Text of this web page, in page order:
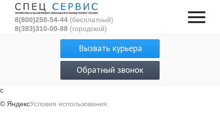
с
8(800)250-54-44 (бесплатный)
8(383)310-00-88 (городской)
Вызвать курьера
Обратный звонок
© ЯндексУсловия использования